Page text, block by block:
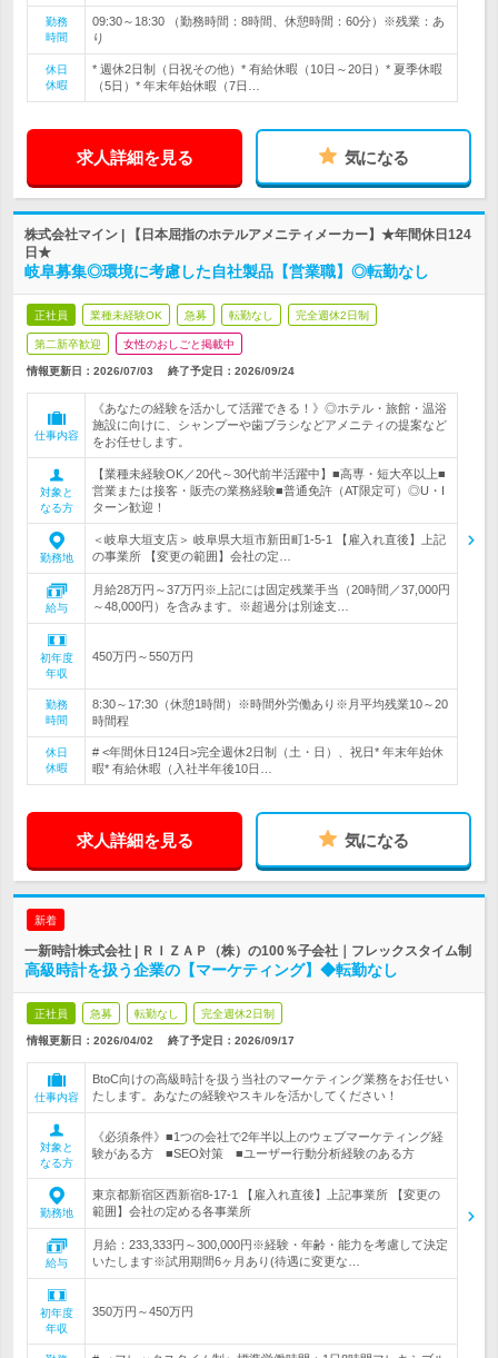
勤務
時間
09:30～18:30 （勤務時間：8時間、休憩時間：60分）※残業：あ
り
休日
休暇
* 週休2日制（日祝その他）* 有給休暇（10日～20日）* 夏季休暇
（5日）* 年末年始休暇（7日…
求人詳細を見る 気になる
株式会社マイン | 【日本屈指のホテルアメニティメーカー】★年間休日124
日★
岐阜募集◎環境に考慮した自社製品【営業職】◎転勤なし
正社員 業種未経験OK 急募 転勤なし 完全週休2日制
第二新卒歓迎 女性のおしごと掲載中
情報更新日：2026/07/03 終了予定日： 2026/09/24
仕事内容
《あなたの経験を活かして活躍できる！》◎ホテル・旅館・温浴
施設に向けに、シャンプーや歯ブラシなどアメニティの提案など
をお任せします。
対象と
なる方
【業種未経験OK／20代～30代前半活躍中】■高専・短大卒以上■
営業または接客・販売の業務経験■普通免許（AT限定可）◎U・I
ターン歓迎！
勤務地
＜岐阜大垣支店＞ 岐阜県大垣市新田町1-5-1 【雇入れ直後】上記
の事業所 【変更の範囲】会社の定…
給与
月給28万円～37万円※上記には固定残業手当（20時間／37,000円
～48,000円）を含みます。※超過分は別途支…
初年度
年収
450万円～550万円
勤務
時間
8:30～17:30（休憩1時間）※時間外労働あり※月平均残業10～20
時間程
休日
休暇
# <年間休日124日>完全週休2日制（土・日）、祝日* 年末年始休
暇* 有給休暇（入社半年後10日…
求人詳細を見る 気になる
新着
一新時計株式会社 | ＲＩＺＡＰ（株）の100％子会社｜フレックスタイム制
高級時計を扱う企業の【マーケティング】◆転勤なし
正社員 急募 転勤なし 完全週休2日制
情報更新日：2026/04/02 終了予定日： 2026/09/17
仕事内容
BtoC向けの高級時計を扱う当社のマーケティング業務をお任せい
たします。あなたの経験やスキルを活かしてください！
対象と
なる方
《必須条件》■1つの会社で2年半以上のウェブマーケティング経
験がある方 ■SEO対策 ■ユーザー行動分析経験のある方
勤務地
東京都新宿区西新宿8-17-1 【雇入れ直後】上記事業所 【変更の
範囲】会社の定める各事業所
給与
月給：233,333円～300,000円※経験・年齢・能力を考慮して決定
いたします※試用期間6ヶ月あり(待遇に変更な…
初年度
年収
350万円～450万円